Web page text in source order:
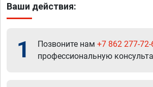
Ваши действия:
1 Позвоните нам +7 862 277-72-
профессиональную